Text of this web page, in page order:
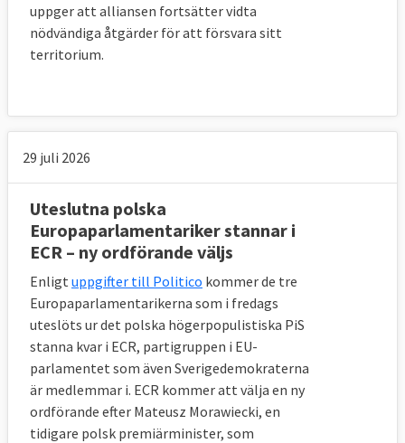
uppger att alliansen fortsätter vidta
nödvändiga åtgärder för att försvara sitt
territorium.
29 juli 2026
Uteslutna polska
Europaparlamentariker stannar i
ECR – ny ordförande väljs
Enligt uppgifter till Politico kommer de tre
Europaparlamentarikerna som i fredags
uteslöts ur det polska högerpopulistiska PiS
stanna kvar i ECR, partigruppen i EU-
parlamentet som även Sverigedemokraterna
är medlemmar i. ECR kommer att välja en ny
ordförande efter Mateusz Morawiecki, en
tidigare polsk premiärminister, som